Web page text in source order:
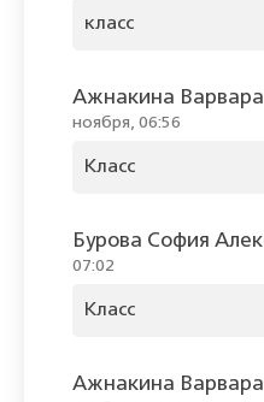
класс
Ажнакина
ноября, 06:56
Класс
Бурова София
07:02
Класс
Ажнакина